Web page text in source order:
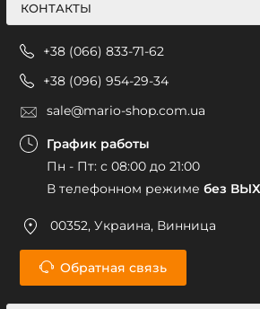
КОНТАКТЫ
+38 (066) 833-71-62
+38 (096) 954-29-34
sale@mario-shop.com.ua
График работы
Пн - Пт: с 08:00 до 21:00
В телефонном режиме без
00352, Украина, Винница
Обратная связь